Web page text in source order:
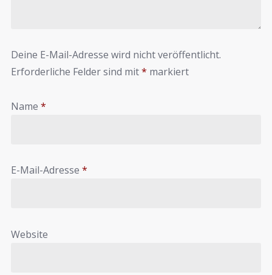
Deine E-Mail-Adresse wird nicht veröffentlicht.
Erforderliche Felder sind mit* markiert
Name *
E-Mail-Adresse *
Website